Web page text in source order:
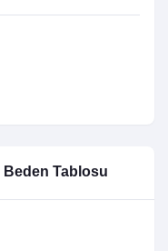
Beden Tablosu